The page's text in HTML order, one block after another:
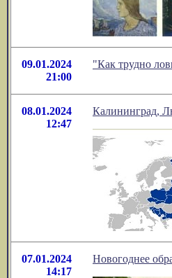
09.01.2024
21:00
"Как трудно
08.01.2024
12:47
Калининград,
07.01.2024
14:17
Новогоднее